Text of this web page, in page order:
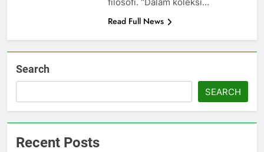
Read Full News
Search
SEARCH
Recent Posts